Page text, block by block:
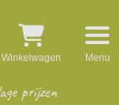
prijzen
Winkelwagen Menu